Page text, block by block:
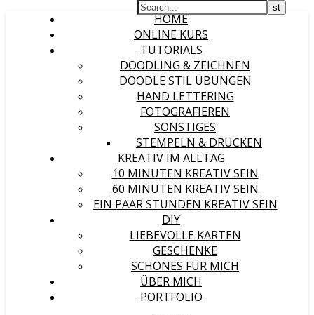
HOME
ONLINE KURS
TUTORIALS
DOODLING & ZEICHNEN
DOODLE STIL ÜBUNGEN
HAND LETTERING
FOTOGRAFIEREN
SONSTIGES
STEMPELN & DRUCKEN
KREATIV IM ALLTAG
10 MINUTEN KREATIV SEIN
60 MINUTEN KREATIV SEIN
EIN PAAR STUNDEN KREATIV SEIN
DIY
LIEBEVOLLE KARTEN
GESCHENKE
SCHÖNES FÜR MICH
ÜBER MICH
PORTFOLIO